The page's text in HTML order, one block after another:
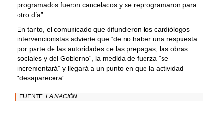
programados fueron cancelados y se reprogramaron para
otro día”.
En tanto, el comunicado que difundieron los cardiólogos
intervencionistas advierte que “de no haber una respuesta
por parte de las autoridades de las prepagas, las obras
sociales y del Gobierno”, la medida de fuerza “se
incrementará” y llegará a un punto en que la actividad
“desaparecerá”.
FUENTE: LA NACIÓN